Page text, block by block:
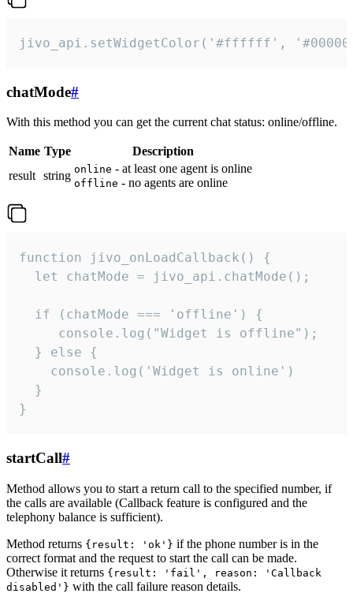
jivo_api.setWidgetColor('#ffffff',
chatMode#
With this method you can get the current chat status: online/offline.
Name Type
Description
result string online - at least one agent is online
offline - no agents are online
function jivo_onLoadCallback() {
  let chatMode = jivo_api.chatMode();
  if (chatMode === 'offline') {
     console.log("Widget is offline");
  } else {
    console.log('Widget is online')
  }
}
startCall#
Method allows you to start a return call to the specified number, if
the calls are available (Callback feature is configured and the
telephony balance is sufficient).
Method returns {result: 'ok'} if the phone number is in the
correct format and the request to start the call can be made.
Otherwise it returns {result: 'fail', reason: 'Callback
disabled'} with the call failure reason details.